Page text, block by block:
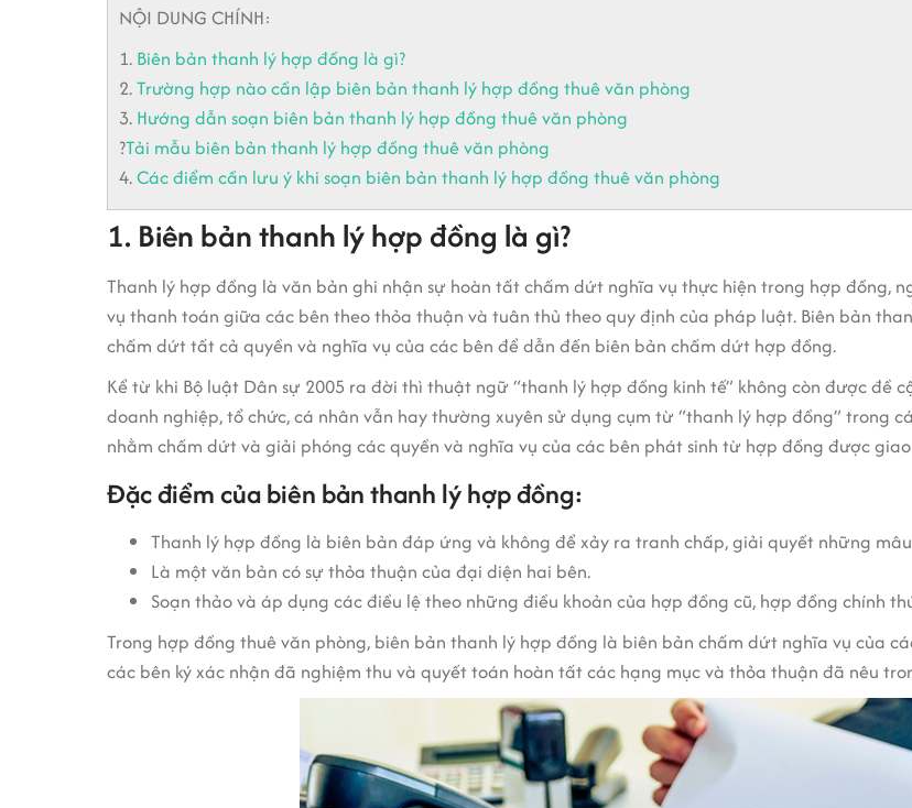
NỘI DUNG CHÍNH:
1. Biên bản thanh lý hợp đồng là gì?
2.Trường hợp nào cần lập biên bản thanh lý hợp đồng thuê văn phòng
3. Hướng dẫn soạn biên bản thanh lý hợp đồng thuê văn phòng
?Tải mẫu biên bản thanh lý hợp đồng thuê văn phòng
4.Các điểm cần lưu ý khi soạn biên bản thanh lý hợp đồng thuê văn phòng
1. Biên bản thanh lý hợp đồng là gì?
Thanh lý hợp đồng là văn bản ghi nhận sự hoàn tất chấm dứt nghĩa vụ thực hiện trong hợp đồng,
vụ thanh toán giữa các bên theo thỏa thuận và tuân thủ theo quy định của pháp luật. Biên bản
chấm dứt tất cả quyền và nghĩa vụ của các bên để dẫn đến biên bản chấm dứt hợp đồng.
Kể từ khi Bộ luật Dân sự 2005 ra đời thì thuật ngữ “thanh lý hợp đồng kinh tế” không còn được đề
doanh nghiệp, tổ chức, cá nhân vẫn hay thường xuyên sử dụng cụm từ “thanh lý hợp đồng” trong
nhằm chấm dứt và giải phóng các quyền và nghĩa vụ của các bên phát sinh từ hợp đồng được
Đặc điểm của biên bản thanh lý hợp đồng:
Thanh lý hợp đồng là biên bản đáp ứng và không để xảy ra tranh chấp, giải quyết những
Là một văn bản có sự thỏa thuận của đại diện hai bên.
Soạn thảo và áp dụng các điều lệ theo những điều khoản của hợp đồng cũ, hợp đồng chính
Trong hợp đồng thuê văn phòng, biên bản thanh lý hợp đồng là biên bản chấm dứt nghĩa vụ của
các bên ký xác nhận đã nghiệm thu và quyết toán hoàn tất các hạng mục và thỏa thuận đã nêu